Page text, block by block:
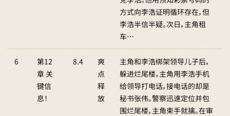
方式向李浩证明循环存在，但
李浩半信半疑。次日，主角租
车…
6
第12
章 关
键信
息！
8.4
爽
点
释
放
主角和李浩绑架领导儿子后，
躲进烂尾楼。主角用李浩手机
给领导打电话，接电话的却是
秘书张伟。警察迅速定位并包
围烂尾楼，主角束手就擒。在审